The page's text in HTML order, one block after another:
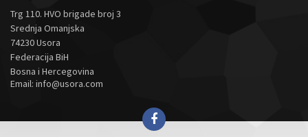
Trg 110. HVO brigade broj 3
Srednja Omanjska
74230 Usora
Federacija BiH
Bosna i Hercegovina
Email: info@usora.com